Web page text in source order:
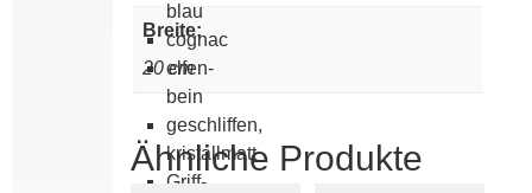
blau
cognac
elfen­
bein
geschliffen,
kristallmatt
Griff­
Breite:
20 cm
Ähnliche Produkte